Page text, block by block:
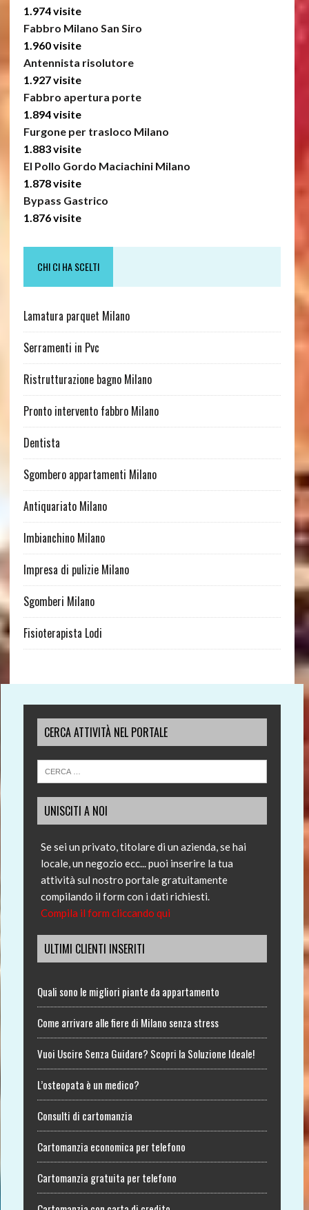
1.974 visite
Fabbro Milano San Siro
1.960 visite
Antennista risolutore
1.927 visite
Fabbro apertura porte
1.894 visite
Furgone per trasloco Milano
1.883 visite
El Pollo Gordo Maciachini Milano
1.878 visite
Bypass Gastrico
1.876 visite
CHI CI HA SCELTI
Lamatura parquet Milano
Serramenti in Pvc
Ristrutturazione bagno Milano
Pronto intervento fabbro Milano
Dentista
Sgombero appartamenti Milano
Antiquariato Milano
Imbianchino Milano
Impresa di pulizie Milano
Sgomberi Milano
Fisioterapista Lodi
CERCA ATTIVITÀ NEL PORTALE
UNISCITI A NOI
Se sei un privato, titolare di un azienda, se hai
locale, un negozio ecc... puoi inserire la tua
attività sul nostro portale gratuitamente
compilando il form con i dati richiesti.
Compila il form cliccando qui
ULTIMI CLIENTI INSERITI
Quali sono le migliori piante da appartamento
Come arrivare alle fiere di Milano senza stress
Vuoi Uscire Senza Guidare? Scopri la Soluzione Ideale!
L’osteopata è un medico?
Consulti di cartomanzia
Cartomanzia economica per telefono
Cartomanzia gratuita per telefono